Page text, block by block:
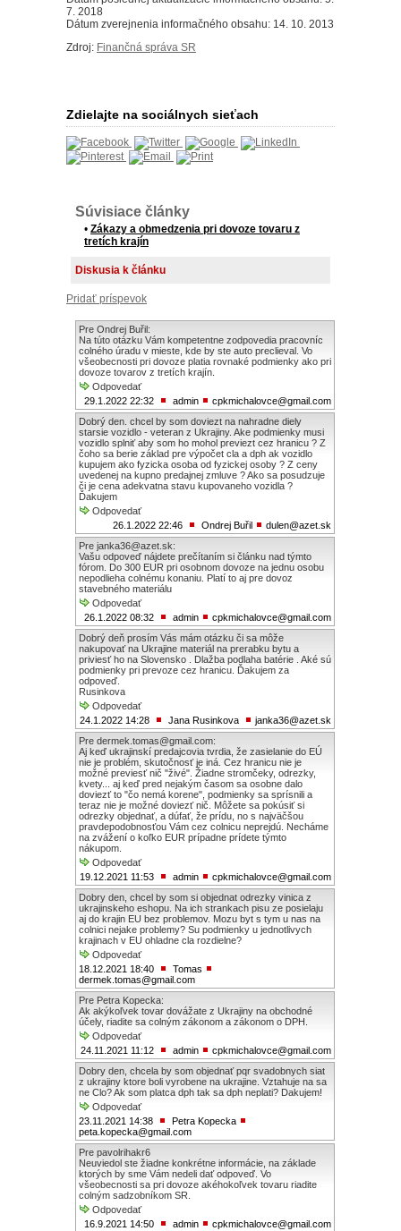
7. 2018
Dátum zverejnenia informačného obsahu: 14. 10. 2013
Zdroj: Finančná správa SR
Zdielajte na sociálnych sieťach
Súvisiace články
• Zákazy a obmedzenia pri dovoze tovaru z
tretích krajín
Diskusia k článku
Pridať príspevok
Pre Ondrej Buřil:
Na túto otázku Vám kompetentne zodpovedia pracovníc
colného úradu v mieste, kde by ste auto preclieval. Vo
všeobecnosti pri dovoze platia rovnaké podmienky ako pri
dovoze tovarov z tretích krajín.
Odpovedať
29.1.2022 22:32
admin
cpkmichalovce@gmail.com
Dobrý den. chcel by som doviezt na nahradne diely
starsie vozidlo - veteran z Ukrajiny. Ake podmienky musi
vozidlo splniť aby som ho mohol previezt cez hranicu ? Z
čoho sa berie základ pre výpočet cla a dph ak vozidlo
kupujem ako fyzicka osoba od fyzickej osoby ? Z ceny
uvedenej na kupno predajnej zmluve ? Ako sa posudzuje
či je cena adekvatna stavu kupovaneho vozidla ?
Ďakujem
Odpovedať
26.1.2022 22:46
Ondrej Buřil
dulen@azet.sk
Pre janka36@azet.sk:
Vašu odpoveď nájdete prečítaním si článku nad týmto
fórom. Do 300 EUR pri osobnom dovoze na jednu osobu
nepodlieha colnému konaniu. Platí to aj pre dovoz
stavebného materiálu
Odpovedať
26.1.2022 08:32
admin
cpkmichalovce@gmail.com
Dobrý deň prosím Vás mám otázku či sa môže
nakupovať na Ukrajine materiál na prerabku bytu a
priviesť ho na Slovensko . Dlažba podlaha batérie . Aké sú
podmienky pri prevoze cez hranicu. Ďakujem za
odpoveď.
Rusinkova
Odpovedať
24.1.2022 14:28
Jana Rusinkova
janka36@azet.sk
Pre dermek.tomas@gmail.com:
Aj keď ukrajinskí predajcovia tvrdia, že zasielanie do EÚ
nie je problém, skutočnosť je iná. Cez hranicu nie je
možné previesť nič "živé". Žiadne stromčeky, odrezky,
kvety... aj keď pred nejakým časom sa osobne dalo
doviezť to "čo nemá korene", podmienky sa sprísnili a
teraz nie je možné doviezť nič. Môžete sa pokúsiť si
odrezky objednať, a dúfať, že prídu, no s najväčšou
pravdepodobnosťou Vám cez colnicu neprejdú. Necháme
na zvážení o koľko EUR prípadne prídete týmto
nákupom.
Odpovedať
19.12.2021 11:53
admin
cpkmichalovce@gmail.com
Dobry den, chcel by som si objednat odrezky vinica z
ukrajinskeho eshopu. Na ich strankach pisu ze posielaju
aj do krajin EU bez problemov. Mozu byt s tym u nas na
colnici nejake problemy? Su podmienky u jednotlivych
krajinach v EU ohladne cla rozdielne?
Odpovedať
18.12.2021 18:40
Tomas
dermek.tomas@gmail.com
Pre Petra Kopecka:
Ak akýkoľvek tovar dovážate z Ukrajiny na obchodné
účely, riadite sa colným zákonom a zákonom o DPH.
Odpovedať
24.11.2021 11:12
admin
cpkmichalovce@gmail.com
Dobry den, chcela by som objednať pqr svadobnych siat
z ukrajiny ktore boli vyrobene na ukrajine. Vztahuje na sa
ne Clo? Ak som platca dph tak sa dph neplati? Dakujem!
Odpovedať
23.11.2021 14:38
Petra Kopecka
peta.kopecka@gmail.com
Pre pavolrihakr6
Neuviedol ste žiadne konkrétne informácie, na základe
ktorých by sme Vám nedeli dať odpoveď. Vo
všeobecnosti sa pri dovoze akéhokoľvek tovaru riadite
colným sadzobníkom SR.
Odpovedať
16.9.2021 14:50
admin
cpkmichalovce@gmail.com